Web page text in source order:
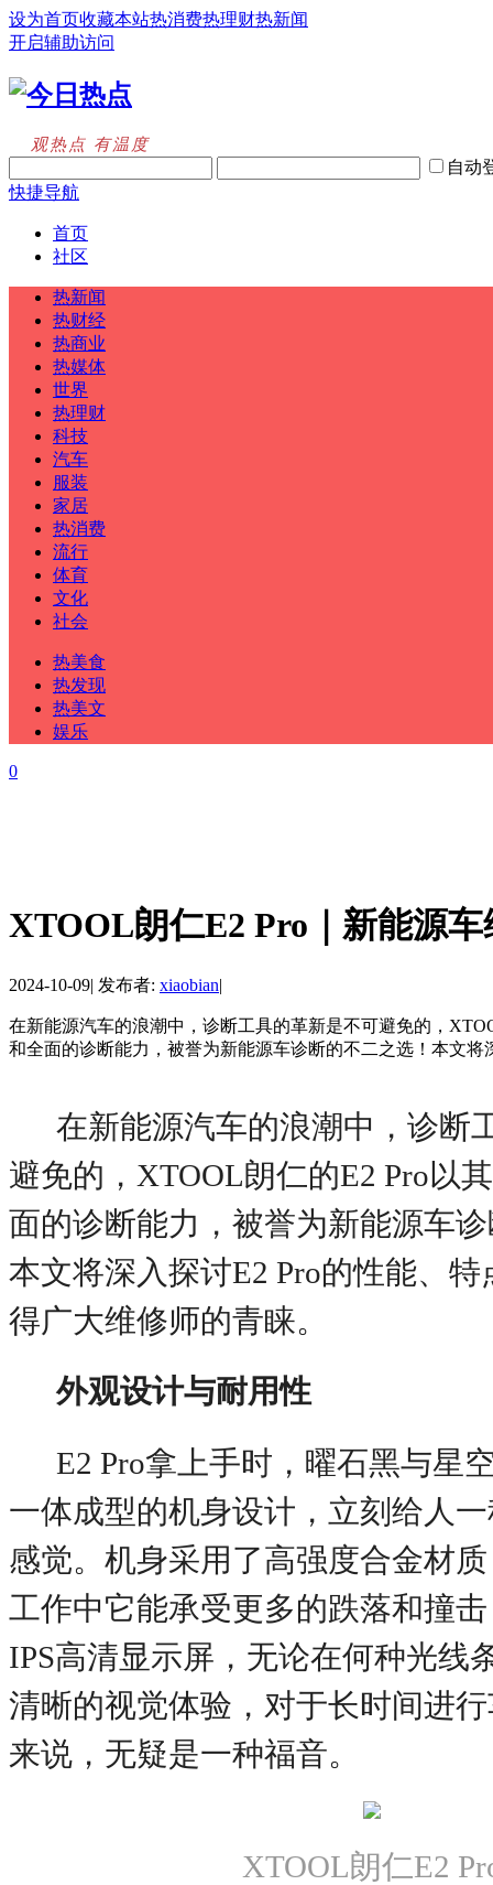
设为首页收藏本站热消费热理财热新闻
开启辅助访问
观热点 有温度
自动
快捷导航
首页
社区
热新闻
热财经
热商业
热媒体
世界
热理财
科技
汽车
服装
家居
热消费
流行
体育
文化
社会
热美食
热发现
热美文
娱乐
0
XTOOL朗仁E2 Pro｜新能源
2024-10-09| 发布者: xiaobian|
在新能源汽车的浪潮中，诊断工具的革新是不可避免的，
和全面的诊断能力，被誉为新能源车诊断的不二之选！本文将
在新能源汽车的浪潮中，诊断
避免的， XTOOL朗仁的E2 Pro以
面的诊断能力，被誉为新能源车
本文将深入探讨E2 Pro的性能、
得广大维修师的青睐。
外观设计与耐用性
E2 Pro拿上手时，曜石黑与星
一体成型的机身设计，立刻给人
感觉。机身采用了高强度合金材
工作中它能承受更多的跌落和撞
IPS高清显示屏，无论在何种光线
清晰的视觉体验，对于长时间进
来说，无疑是一种福音。
XTOOL朗仁E2